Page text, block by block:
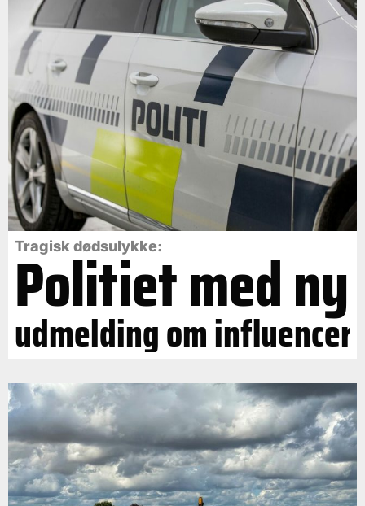
Tragisk dødsulykke:
Politiet med ny
udmelding om influencer